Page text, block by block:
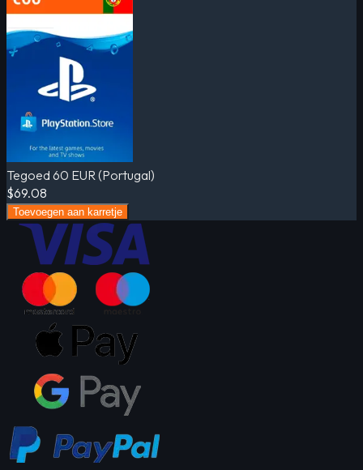
Tegoed 60 EUR (Portugal)
$69.08
Toevoegen aan karretje